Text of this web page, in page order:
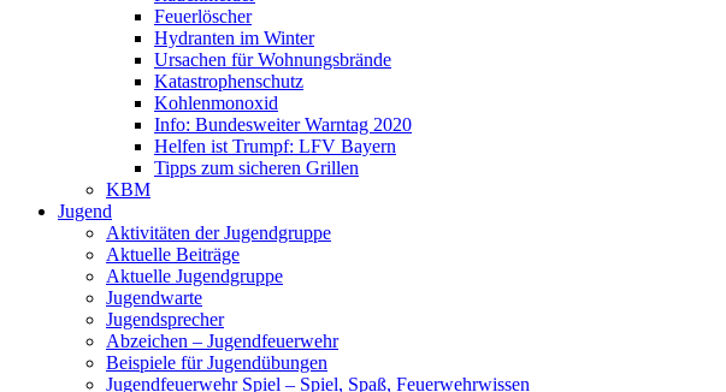
Feuerlöscher
Hydranten im Winter
Ursachen für Wohnungsbrände
Katastrophenschutz
Kohlenmonoxid
Info: Bundesweiter Warntag 2020
Helfen ist Trumpf: LFV Bayern
Tipps zum sicheren Grillen
KBM
Jugend
Aktivitäten der Jugendgruppe
Aktuelle Beiträge
Aktuelle Jugendgruppe
Jugendwarte
Jugendsprecher
Abzeichen – Jugendfeuerwehr
Beispiele für Jugendübungen
Jugendfeuerwehr Spiel – Spiel, Spaß, Feuerwehrwissen